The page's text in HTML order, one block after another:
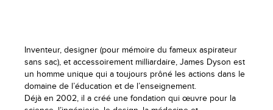
Inventeur, designer (pour mémoire du fameux aspirateur
sans sac), et accessoirement milliardaire, James Dyson est
un homme unique qui a toujours prôné les actions dans le
domaine de l’éducation et de l’enseignement.
Déjà en 2002, il a créé une fondation qui œuvre pour la